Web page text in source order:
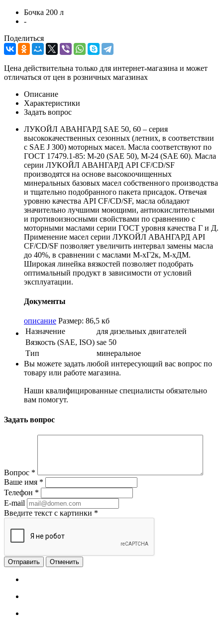
Бочка 200 л
-
Поделиться
Цена действительна только для интернет-магазина и может
отличаться от цен в розничных магазинах
Описание
Характеристики
Задать вопрос
ЛУКОЙЛ АВАНГАРД SAE 50, 60 – серия
высококачественных сезонных (летних, в соответствии
с SAE J 300) моторных масел. Масла соответствуют по
ГОСТ 17479.1-85: М-20 (SAE 50), М-24 (SAE 60). Масла
серии ЛУКОЙЛ АВАНГАРД API CF/CD/SF
производятся на основе высокоочищенных
минеральных базовых масел собственного производства
и тщательно подобранного пакета присадок. Отвечая
уровню качества API CF/CD/SF, масла обладают
значительно лучшими моющими, антиокислительными
и противоизносными свойствами по сравнению с
моторными маслами серии ГОСТ уровня качества Г и Д.
Применение масел серии ЛУКОЙЛ АВАНГАРД API
CF/CD/SF позволяет увеличить интервал замены масла
до 40%, в сравнении с маслами М-хГ2к, М-хДМ.
Широкая линейка вязкостей позволяет подобрать
оптимальный продукт в зависимости от условий
эксплуатации.
Документы
описание Размер: 86,5 кб
Назначение
для дизельных двигателей
Вязкость (SAE, ISO) sae 50
Тип
минеральное
Вы можете задать любой интересующий вас вопрос по
товару или работе магазина.
Наши квалифицированные специалисты обязательно
вам помогут.
Задать вопрос
Вопрос *
Ваше имя *
Телефон *
E-mail
Введите текст с картинки *
Отменить